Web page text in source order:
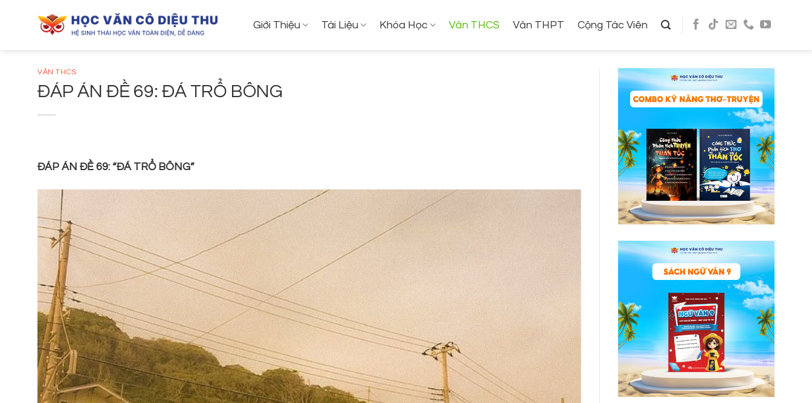
Giới Thiệu Tài Liệu Khóa Học Văn THCS Văn THPT Cộng Tác Viên
VĂN THCS
ĐÁP ÁN ĐỀ 69: ĐÁ TRỔ BÔNG
ĐÁP ÁN ĐỀ 69: “ĐÁ TRỔ BÔNG”